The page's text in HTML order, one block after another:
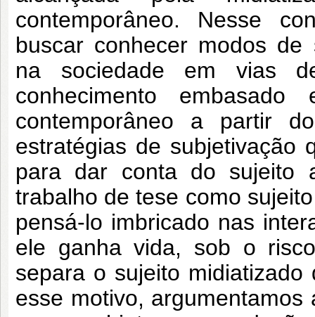
contemporâneo. Nesse
buscar conhecer modos de
na sociedade em vias
conhecimento
contemporâneo a partir
estratégias de subjetivação
para dar conta do sujeito
trabalho de tese como
pensá-lo imbricado nas
ele ganha vida, sob o
separa o sujeito
esse motivo,